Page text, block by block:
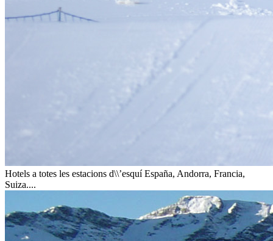
Hotels a totes les estacions d\\’esquí España, Andorra, Francia,
Suiza....